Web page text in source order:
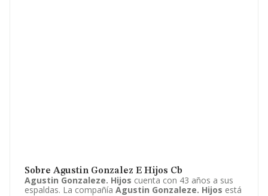
Sobre Agustin Gonzalez E Hijos Cb
Agustin Gonzaleze. Hijos cuenta con 43 años a sus
espaldas. La compañía Agustin Gonzaleze. Hijos está